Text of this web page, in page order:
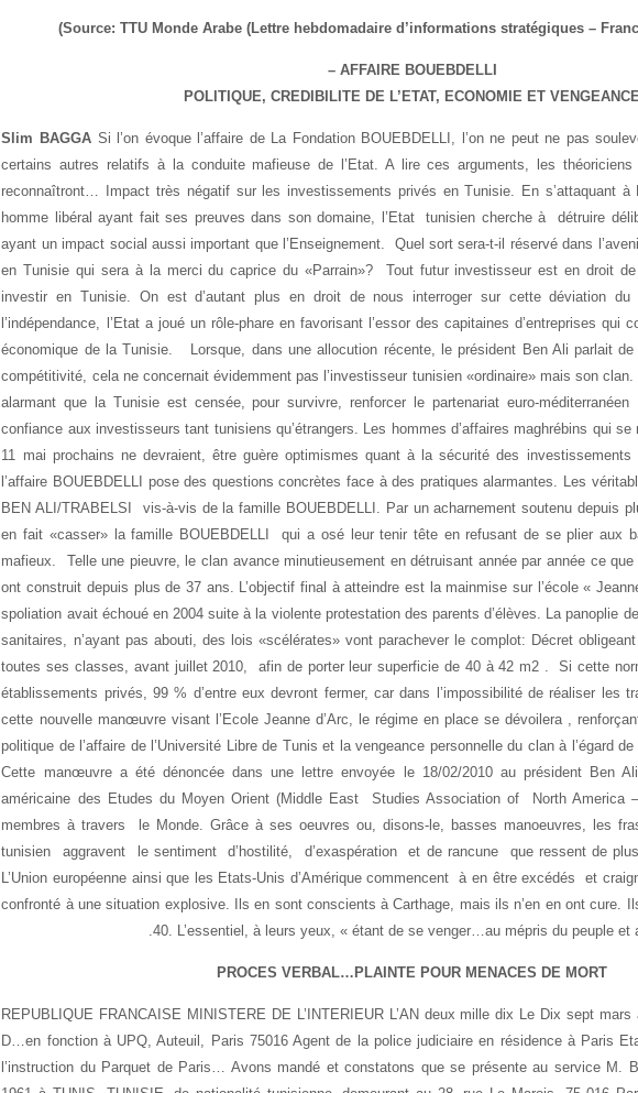
AFFAIRE BOUEBDELLI –
POLITIQUE, CREDIBILITE DE L’ETAT, ECONOMIE ET VENGEANCE
Slim BAGGA Si l’on évoque l’affaire de La Fondation BOUEBDELLI, l’on ne peut ne pas
certains autres relatifs à la conduite mafieuse de l’Etat. A lire ces arguments, les
reconnaîtront… Impact très négatif sur les investissements privés en Tunisie. En s’attaquant à
homme libéral ayant fait ses preuves dans son domaine, l’Etat tunisien cherche à détruire
ayant un impact social aussi important que l’Enseignement. Quel sort sera-t-il réservé dans
en Tunisie qui sera à la merci du caprice du «Parrain»? Tout futur investisseur est en droit de
investir en Tunisie. On est d’autant plus en droit de nous interroger sur cette déviation
l’indépendance, l’Etat a joué un rôle-phare en favorisant l’essor des capitaines d’entreprises qui
économique de la Tunisie. Lorsque, dans une allocution récente, le président Ben Ali parlait
compétitivité, cela ne concernait évidemment pas l’investisseur tunisien «ordinaire» mais son
alarmant que la Tunisie est censée, pour survivre, renforcer le partenariat euro-
confiance aux investisseurs tant tunisiens qu’étrangers. Les hommes d’affaires maghrébins qui
11 mai prochains ne devraient, être guère optimismes quant à la sécurité des
l’affaire BOUEBDELLI pose des questions concrètes face à des pratiques alarmantes. Les
BEN ALI/TRABELSI vis-à-vis de la famille BOUEBDELLI. Par un acharnement soutenu depuis
en fait «casser» la famille BOUEBDELLI qui a osé leur tenir tête en refusant de se plier aux
mafieux. Telle une pieuvre, le clan avance minutieusement en détruisant année par année ce
ont construit depuis plus de 37 ans. L’objectif final à atteindre est la mainmise sur l’école «
spoliation avait échoué en 2004 suite à la violente protestation des parents d’élèves. La panoplie
sanitaires, n’ayant pas abouti, des lois «scélérates» vont parachever le complot: Décret
toutes ses classes, avant juillet 2010, afin de porter leur superficie de 40 à 42 m2 . Si cette
établissements privés, 99 % d’entre eux devront fermer, car dans l’impossibilité de réaliser les
cette nouvelle manœuvre visant l’Ecole Jeanne d’Arc, le régime en place se dévoilera ,
politique de l’affaire de l’Université Libre de Tunis et la vengeance personnelle du clan à l’égard
Cette manœuvre a été dénoncée dans une lettre envoyée le 18/02/2010 au président Ben
américaine des Etudes du Moyen Orient (Middle East Studies Association of North America
membres à travers le Monde. Grâce à ses oeuvres ou, disons-le, basses manoeuvres, les
tunisien aggravent le sentiment d’hostilité, d’exaspération et de rancune que ressent de
L’Union européenne ainsi que les Etats-Unis d’Amérique commencent à en être excédés et
confronté à une situation explosive. Ils en sont conscients à Carthage, mais ils n’en en ont cure.
40. L’essentiel, à leurs yeux, « étant de se venger…au mépris du peuple et
PROCES VERBAL…PLAINTE POUR MENACES DE MORT
REPUBLIQUE FRANCAISE MINISTERE DE L’INTERIEUR L’AN deux mille dix Le Dix sept
D…en fonction à UPQ, Auteuil, Paris 75016 Agent de la police judiciaire en résidence à Paris
l’instruction du Parquet de Paris… Avons mandé et constatons que se présente au service M.